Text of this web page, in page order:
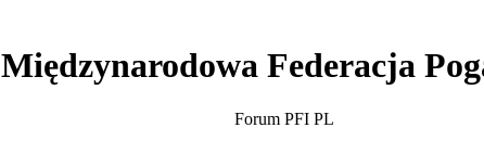
Międzynarodowa Federacja
Forum PFI PL